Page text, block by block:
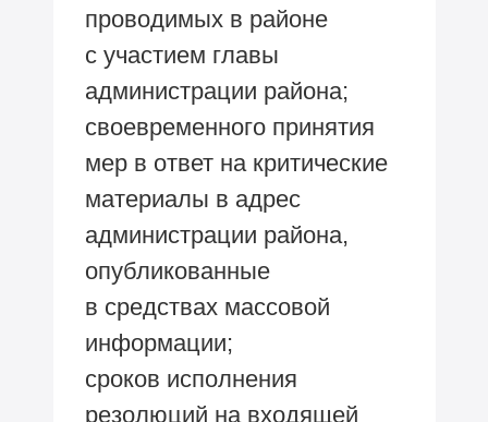
проводимых в районе
с участием главы
администрации района;
своевременного принятия
мер в ответ на критические
материалы в адрес
администрации района,
опубликованные
в средствах массовой
информации;
сроков исполнения
резолюций на входящей